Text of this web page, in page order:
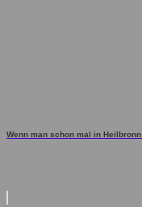
Wenn man schon mal in Heilbronn